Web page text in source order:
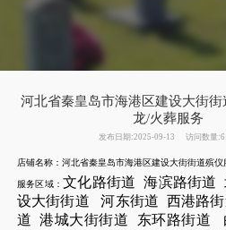
河北省秦皇岛市海港区建设大街
龙/火葬服务
发布日期:2025-09-13 访问数量
店铺名称：河北省秦皇岛市海港区建设大街街道殡
服务区域： 文化路街道 海滨路街道
设大街街道
河东街道 西港路
道
港城大街街道 东环路街道